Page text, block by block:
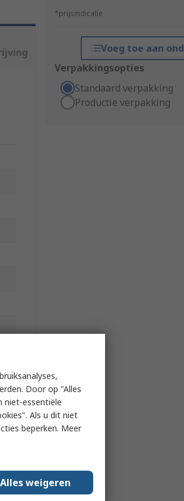
*prijsindicatie
Voeg toe aan
Verpakkingsopties
Standaard verpakking
Productie verpakking
Door op "Alles
niet-essentiële
Als u dit niet
beperken. Meer
Alles weigeren